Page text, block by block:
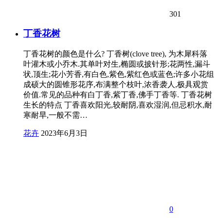
301
丁香花树
丁香花树的颜色是什么? 丁香树(clove tree), 为木犀科落
叶灌木或小乔木.其单叶对生,椭圆或披针形;花两性,漏斗
状,顶生;花小芳香,有白色,紫色,紫红色或蓝色;许多小花组
成硕大的圆锥形花序,布满整个枝叶,浓香袭人,极具观赏
价值.常见的品种有白丁香,紫丁香,佛手丁香等. 丁香花树
生长的特点 丁香喜欢阳光,较耐阴,喜欢湿润,但忌积水,耐
寒耐旱,一般不需…
花卉 2023年6月3日
0